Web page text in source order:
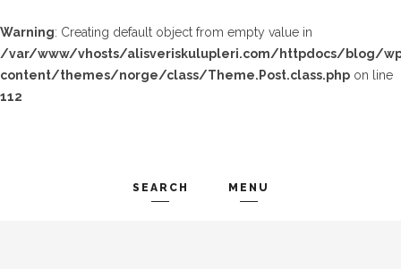
Warning: Creating default object from empty value in
/var/www/vhosts/alisveriskulupleri.com/httpdocs/blog/
content/themes/norge/class/Theme.Post.class.php on line
112
SEARCH MENU